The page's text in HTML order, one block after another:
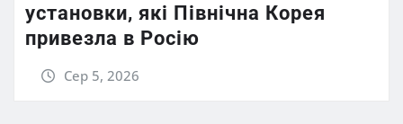
установки, які Північна Корея
привезла в Росію
Сер 5, 2026